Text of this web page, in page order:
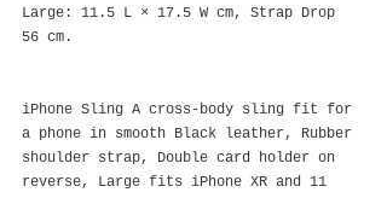
Large: 11.5 L × 17.5 W cm, Strap Drop
56 cm.
iPhone Sling A cross-body sling fit for
a phone in smooth Black leather, Rubber
shoulder strap, Double card holder on
reverse, Large fits iPhone XR and 11